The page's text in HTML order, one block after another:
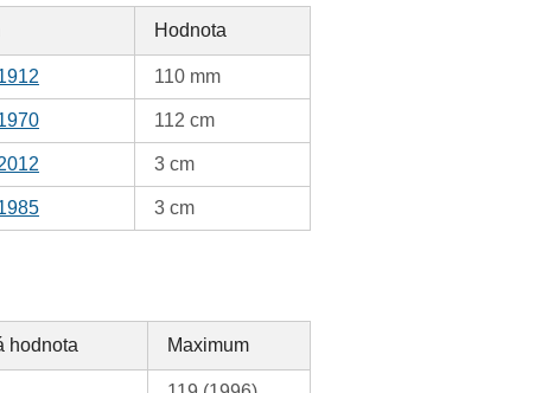
Hodnota
110 mm
112 cm
3 cm
3 cm
hodnota Maximum